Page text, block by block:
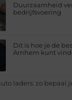
Duurzaamheid
bedrijfsvoering
Dit is hoe je de
Arnhem kunt
laders: zo bepaal